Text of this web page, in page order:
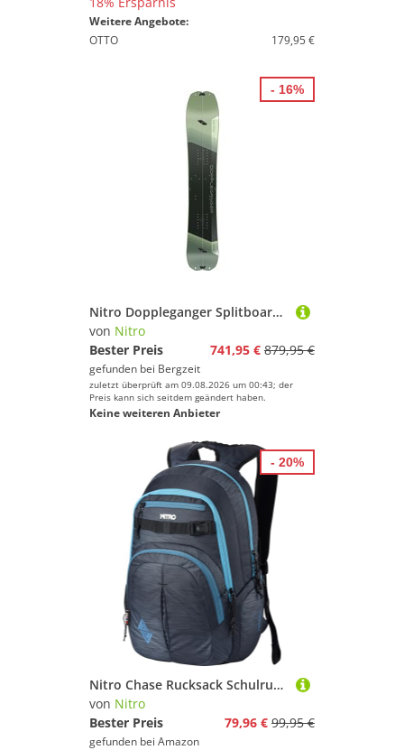
Weitere Angebote:
OTTO
179,95 €
Nitro Doppleganger Splitboard 26/27
von Nitro
Bester Preis
741,95 € 879,95 €
gefunden bei Bergzeit
zuletzt überprüft am 09.08.2026 um 00:43; der
Preis kann sich seitdem geändert haben.
Keine weiteren Anbieter
- 16%
Nitro Chase Rucksack Schulrucksack mit Organizer Schoolbag Daypack mit 17 Zoll Laptopfach
von Nitro
Bester Preis
79,96 € 99,95 €
gefunden bei Amazon
- 20%